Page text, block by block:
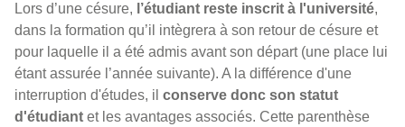
Lors d’une césure, l’étudiant reste inscrit à l'université,
dans la formation qu’il intègrera à son retour de césure et
pour laquelle il a été admis avant son départ (une place lui
étant assurée l’année suivante). A la différence d'une
interruption d'études, il conserve donc son statut
d'étudiant et les avantages associés. Cette parenthèse